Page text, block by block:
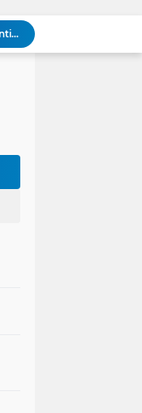
Babinsa Sertu Suriyadi Mengecek dan Mendata Anak Warga Yang Stunting di Wilayah Binaannya
Dua Personel Babinsa Kandis Melakukan Patroli Pengamanan dan Komsos Tentang SKK Migas
Polisi dan Petani di Kandis Kawal Jagung 12 Hektare, Ikhtiar Menjaga Ketahanan Pangan